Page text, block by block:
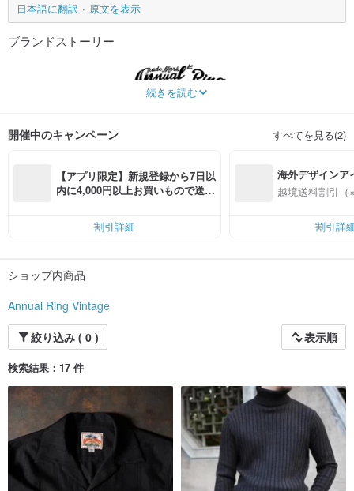
日本語に翻訳
原文を表示
ブランドストーリー
Annual Ring Dress
Established in 2014
続きを読む
開催中のキャンペーン すべてを見る(2)
【アプリ限定】新規登録から7日以
内に4,000円以上お買いもので送料
割引詳細
海外デザインア
入
越境送料割引（
割引詳
ショップ内商品
Annual Ring Vintage
絞り込み ( 0 )
表示順
検索結果：17 件